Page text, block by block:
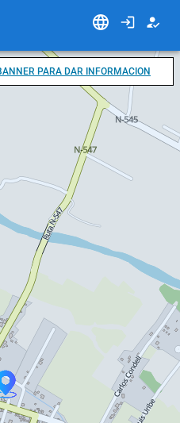
PARA DAR INFORMACION